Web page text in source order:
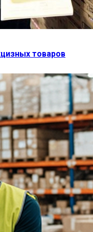
товаров